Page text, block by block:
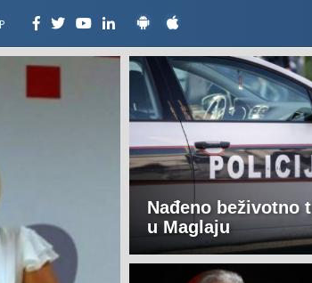
Nađeno beživotno
u Maglaju